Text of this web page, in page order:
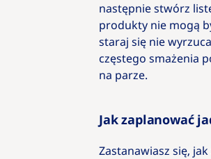
następnie stwórz
produkty nie mogą
staraj się nie
częstego smażenia
na parze.
Jak zaplanować
Zastanawiasz się,